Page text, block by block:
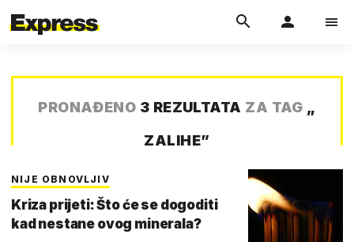
PRONAĐENO 3 REZULTATA ZA TAG „
ZALIHE”
NIJE OBNOVLJIV
Kriza prijeti: Što će se dogoditi
kad nestane ovog minerala?